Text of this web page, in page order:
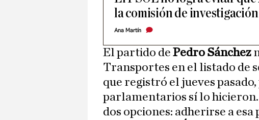
la comisión de
Ana Martín
El partido de Pedro Sánchez
Transportes en el listado de
que registró el jueves
parlamentarios sí lo hicieron.
dos opciones: adherirse a